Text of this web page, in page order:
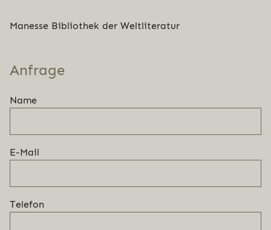
Manesse Bibliothek der Weltliteratur
Anfrage
Name
E-Mail
Telefon